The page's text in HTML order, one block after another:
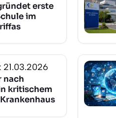
erste
im
21.03.2026
nach
kritischem